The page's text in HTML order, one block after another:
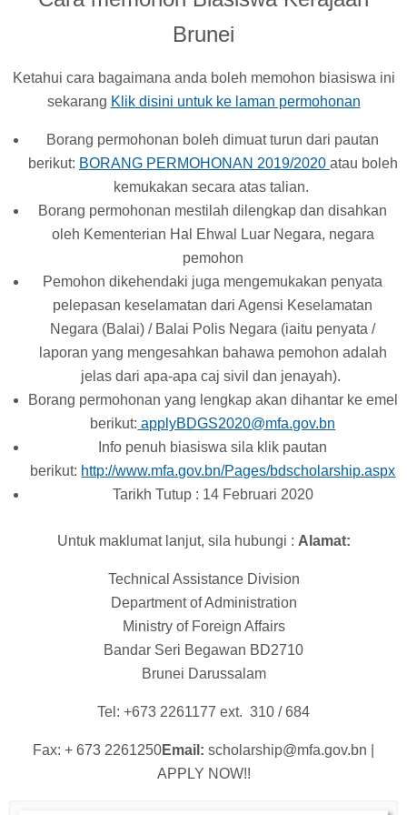
Brunei
Ketahui cara bagaimana anda boleh memohon biasiswa ini
sekarang Klik disini untuk ke laman permohonan
Borang permohonan boleh dimuat turun dari pautan
berikut: BORANG PERMOHONAN 2019/2020 atau boleh
kemukakan secara atas talian.
Borang permohonan mestilah dilengkap dan disahkan
oleh Kementerian Hal Ehwal Luar Negara, negara
pemohon
Pemohon dikehendaki juga mengemukakan penyata
pelepasan keselamatan dari Agensi Keselamatan
Negara (Balai) / Balai Polis Negara (iaitu penyata /
laporan yang mengesahkan bahawa pemohon adalah
jelas dari apa-apa caj sivil dan jenayah).
Borang permohonan yang lengkap akan dihantar ke emel
berikut: applyBDGS2020@mfa.gov.bn
Info penuh biasiswa sila klik pautan
berikut: http://www.mfa.gov.bn/Pages/bdscholarship.aspx
Tarikh Tutup : 14 Februari 2020
Untuk maklumat lanjut, sila hubungi : Alamat:
Technical Assistance Division
Department of Administration
Ministry of Foreign Affairs
Bandar Seri Begawan BD2710
Brunei Darussalam
Tel: +673 2261177 ext. 310 / 684
Fax: + 673 2261250Email: scholarship@mfa.gov.bn |
APPLY NOW!!